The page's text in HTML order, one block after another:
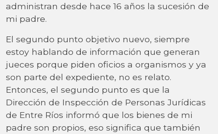
administran desde hace 16 años la sucesión de
mi padre.
El segundo punto objetivo nuevo, siempre
estoy hablando de información que generan
jueces porque piden oficios a organismos y ya
son parte del expediente, no es relato.
Entonces, el segundo punto es que la
Dirección de Inspección de Personas Jurídicas
de Entre Ríos informó que los bienes de mi
padre son propios, eso significa que también